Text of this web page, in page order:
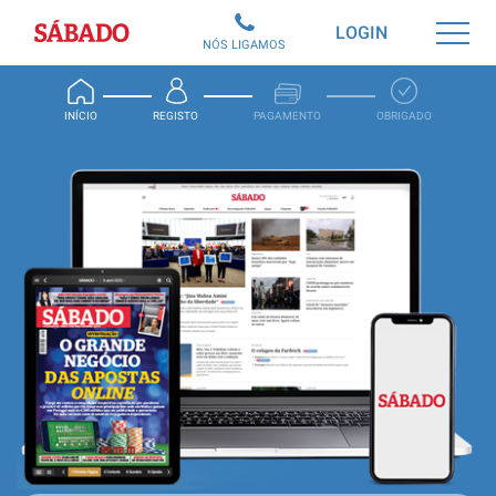
Sábado
INÍCIO REGISTO PAGAMENTO OBRIGADO
LOGIN
NÓS LIGAMOS